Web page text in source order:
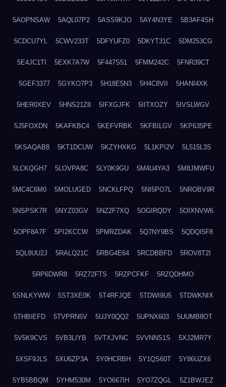
5AOPNSAW 5AQL07P2 5ASS9KJO 5AY4N3YE 5B3AF4SH
5CDCU7YL 5CWV233T 5DFYUFZ0 5DKYT31C 5DM253CG
5E4JC1TI 5EXK7A7W 5F447S51 5FMM242C 5FNR39CT
5GEF3377 5GYKO7P3 5H18E5N3 5H4C8VII 5HANI4XK
5HER0XEV 5HNS21Z8 5IFXGJFK 5IITXOZY 5IVSLWGV
5J5FOXDN 5KAFKBC4 5KEFVRBK 5KFBILGV 5KP635PE
5KSAQAB8 5KT1DCUW 5KZYHXKG 5L1KPI2V 5L515L3S
5LCKQGH7 5LOVPA8C 5LY0K9GU 5M4U4YA3 5M8JMWFU
5MC4C6M0 5MOLUGED 5NCKLFPQ 5NI5PO7L 5NROBV9R
5NSPSK7R 5NYZ03GV 5NZ2F7XQ 5OGIRQDY 5OIXNVW6
5OPF8A7F 5PI2KCCW 5PMRZDAK 5Q7NY9BS 5QDQI5F8
5QL8UU2J 5RALQ21C 5RBG4E64 5RCDBBFD 5ROV8T2I
5RP6DWR8 5RZ72FTS 5RZPCFKF 5RZQDHMO
5SNLKYWW 5ST3XE0K 5T4RFJQE 5TDWI9U5 5TDWKNIX
5THBIEFD 5TVPRN5V 5UJY0QQ2 5UPNX603 5UUMB8OT
5V5K9CVS 5VB3LIYB 5VTXJVNC 5VVNNS1S 5XJ2MR7Y
5XSF9JLS 5XU6ZP3A 5Y0HCRBH 5Y1QS60T 5Y86UZX6
5YB5BBQM 5YHM530M 5YO667IH 5YO7ZQGL 5Z1BWJEZ